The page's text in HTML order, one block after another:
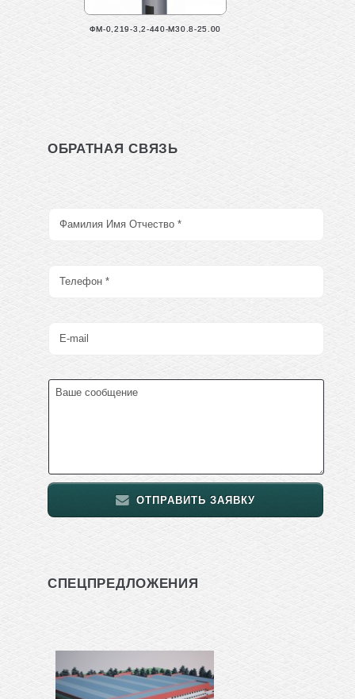
ФМ-0,219-3,2-440-М30.8-25.00
ОБРАТНАЯ СВЯЗЬ
ОТПРАВИТЬ ЗАЯВКУ
СПЕЦПРЕДЛОЖЕНИЯ